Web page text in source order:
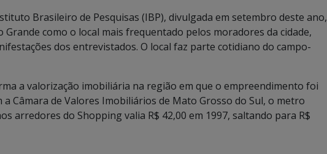
Brasileiro de Pesquisas (IBP), divulgada em setembro deste ano,
como o local mais frequentado pelos moradores da cidade,
dos entrevistados. O local faz parte cotidiano do campo-
a valorização imobiliária na região em que o empreendimento foi
Câmara de Valores Imobiliários de Mato Grosso do Sul, o metro
arredores do Shopping valia R$ 42,00 em 1997, saltando para R$